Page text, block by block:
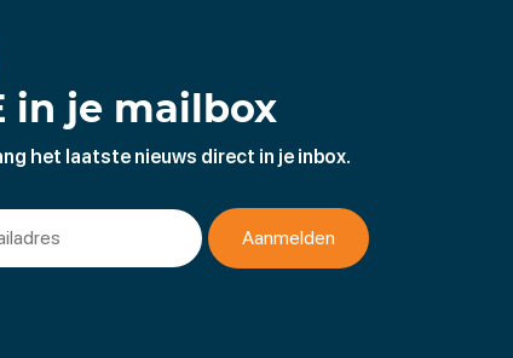
in je mailbox
het laatste nieuws direct in je inbox.